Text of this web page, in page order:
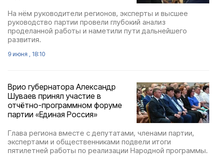
На нём руководители регионов, эксперты и высшее
руководство партии провели глубокий анализ
проделанной работы и наметили пути дальнейшего
развития.
9 июня , 18:10
Врио губернатора Александр
Шуваев принял участие в
отчётно-программном форуме
партии «Единая Россия»
Глава региона вместе с депутатами, членами партии,
экспертами и общественниками подвели итоги
пятилетней работы по реализации Народной программы.